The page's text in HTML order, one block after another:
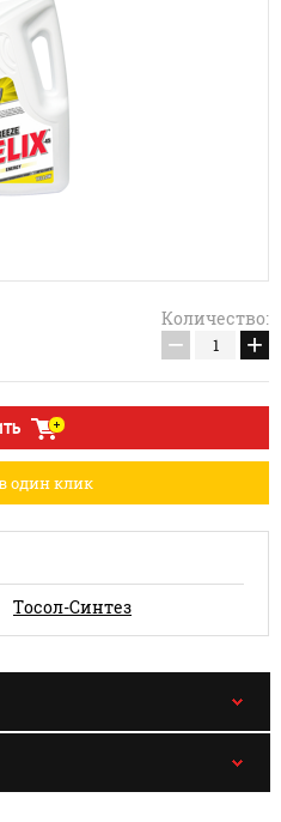
Количество:
− +
один клик
Тосол-Синтез